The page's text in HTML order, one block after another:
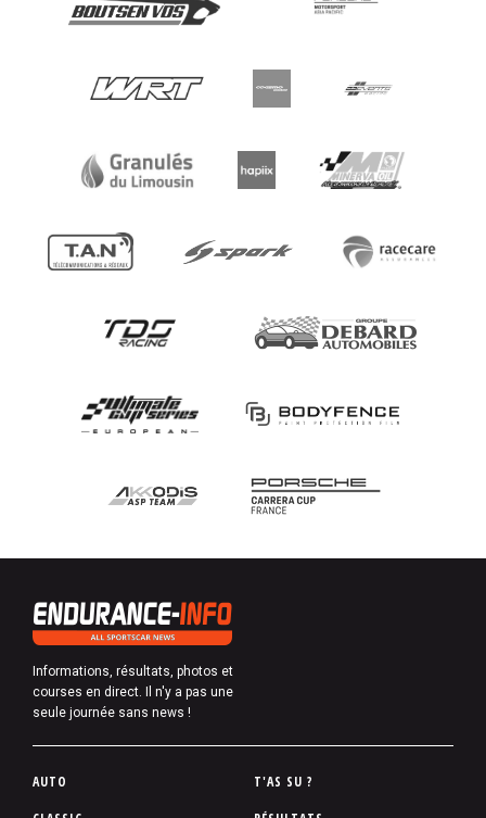
Informations, résultats, photos et
courses en direct. Il n'y a pas une
seule journée sans news !
P
AUTO
T'AS SU ?